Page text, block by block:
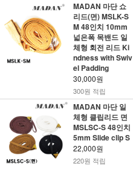
MADAN 마단 쇼
리드(면) MSLK-S
M 48인치 10mm
넓은폭 목밴드 일
체형 회전 리드 Ki
ndness with Swiv
el Padding
30,000원
300원 적립
MADAN 마단 일
체형 클립리드 면
MSLSC-S 48인치
5mm Slide clip S
22,000원
220원 적립